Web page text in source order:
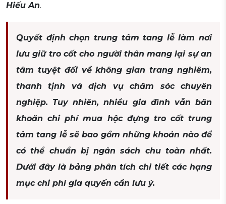
Hiếu An.
Quyết định chọn trung tâm tang lễ làm nơi
lưu giữ tro cốt cho người thân mang lại sự an
tâm tuyệt đối về không gian trang nghiêm,
thanh tịnh và dịch vụ chăm sóc chuyên
nghiệp. Tuy nhiên, nhiều gia đình vẫn băn
khoăn chi phí mua hộc đựng tro cốt trung
tâm tang lễ sẽ bao gồm những khoản nào để
có thể chuẩn bị ngân sách chu toàn nhất.
Dưới đây là bảng phân tích chi tiết các hạng
mục chi phí gia quyến cần lưu ý.